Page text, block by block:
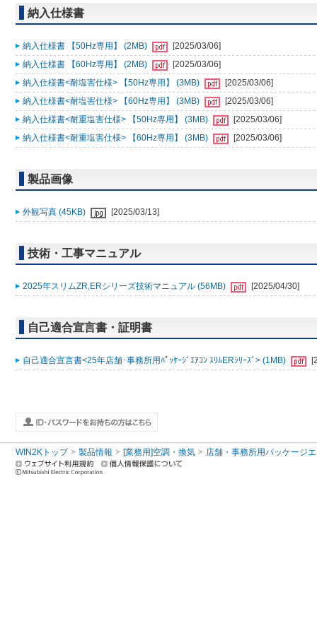
納入仕様書
納入仕様書 【50Hz専用】 (2MB)
[2025/03/06]
納入仕様書 【60Hz専用】 (2MB)
[2025/03/06]
納入仕様書<耐塩害仕様> 【50Hz専用】 (3MB)
[2025/03/06]
納入仕様書<耐塩害仕様> 【60Hz専用】 (3MB)
[2025/03/06]
納入仕様書<耐重塩害仕様> 【50Hz専用】 (3MB)
[2025/03/06]
納入仕様書<耐重塩害仕様> 【60Hz専用】 (3MB)
[2025/03/06]
製品画像
外観写真 (45KB) [2025/03/13]
技術・工事マニュアル
2025年スリムZR,ERシリーズ技術マニュアル (56MB) [2025/04/30]
自己適合宣言書・証明書
自己適合宣言書<25年店舗･事務所用ﾊﾟｯｹｰｼﾞｴｱｺﾝ ｽﾘﾑERｼﾘｰｽﾞ> (1MB)
WIN2Kトップ 製品情報 [業務用]空調・換気 店舗・事務所用パッケージ